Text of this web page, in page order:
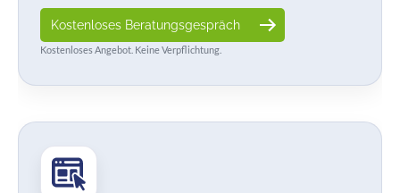
Kostenloses Beratungsgespräch
Kostenloses Angebot. Keine Verpflichtung.